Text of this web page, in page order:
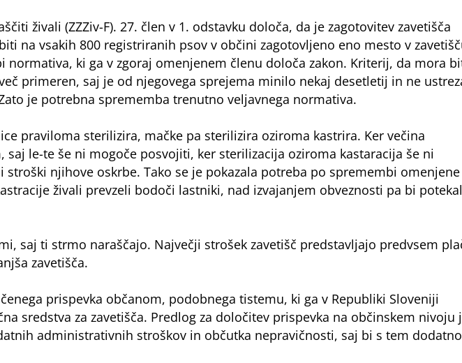
živali (ZZZiv-F). 27. člen v 1. odstavku določa, da je zagotovitev zavetišča
na vsakih 800 registriranih psov v občini zagotovljeno eno mesto v
ki ga v zgoraj omenjenem členu določa zakon. Kriterij, da mora
primeren, saj je od njegovega sprejema minilo nekaj desetletij in ne
je potrebna sprememba trenutno veljavnega normativa.
praviloma sterilizira, mačke pa sterilizira oziroma kastrira. Ker večina
le-te še ni mogoče posvojiti, ker sterilizacija oziroma kastaracija še ni
njihove oskrbe. Tako se je pokazala potreba po spremembi omenjene
živali prevzeli bodoči lastniki, nad izvajanjem obveznosti pa bi potekal
saj ti strmo naraščajo. Največji strošek zavetišč predstavljajo predvsem
zavetišča.
prispevka občanom, podobnega tistemu, ki ga v Republiki Sloveniji
sredstva za zavetišča. Predlog za določitev prispevka na občinskem nivoju
administrativnih stroškov in občutka nepravičnosti, saj bi s tem dodatno